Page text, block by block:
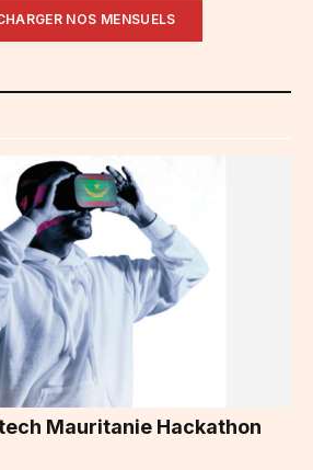
NOS MENSUELS
Mauritanie Hackathon